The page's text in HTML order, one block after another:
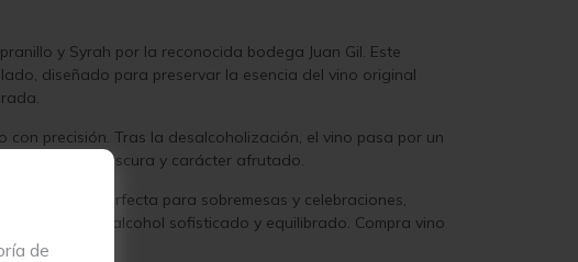
de
y Syrah por la reconocida bodega Juan Gil. Este
diseñado para preservar la esencia del vino original
precisión. Tras la desalcoholización, el vino pasa por un
su frescura y carácter afrutado.
la elección perfecta para sobremesas y celebraciones,
sin alcohol sofisticado y equilibrado. Compra vino